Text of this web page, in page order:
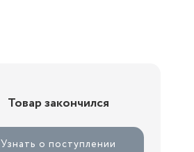
Товар закончился
Узнать о поступлении